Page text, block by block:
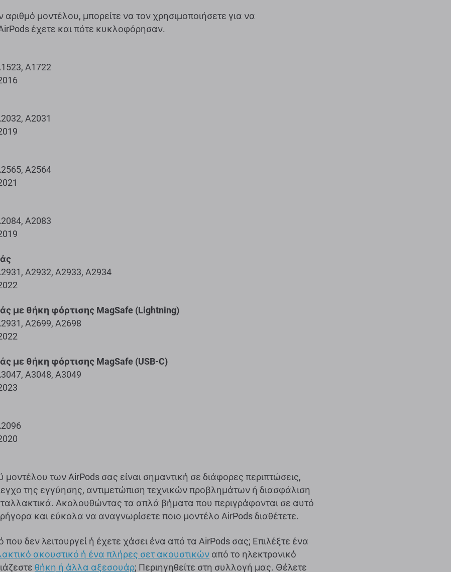
αριθμό μοντέλου, μπορείτε να τον χρησιμοποιήσετε για να
έχετε και πότε κυκλοφόρησαν.
A1722
A2031
A2564
A2083
A2932, A2933, A2934
με θήκη φόρτισης MagSafe (Lightning)
A2699, A2698
με θήκη φόρτισης MagSafe (USB-C)
A3048, A3049
των AirPods σας είναι σημαντική σε διάφορες περιπτώσεις,
της εγγύησης, αντιμετώπιση τεχνικών προβλημάτων ή διασφάλιση
Ακολουθώντας τα απλά βήματα που περιγράφονται σε αυτό
και εύκολα να αναγνωρίσετε ποιο μοντέλο AirPods διαθέτετε.
δεν λειτουργεί ή έχετε χάσει ένα από τα AirPods σας; Επιλέξτε ένα
ακουστικό ή ένα πλήρες σετ ακουστικών από το ηλεκτρονικό
θήκη ή άλλα αξεσουάρ; Περιηγηθείτε στη συλλογή μας. Θέλετε